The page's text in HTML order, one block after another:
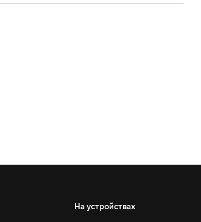
На устройствах